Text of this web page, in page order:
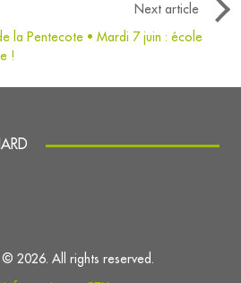
Next article
la Pentecote • Mardi 7 juin : école
!
© 2026. All rights reserved.